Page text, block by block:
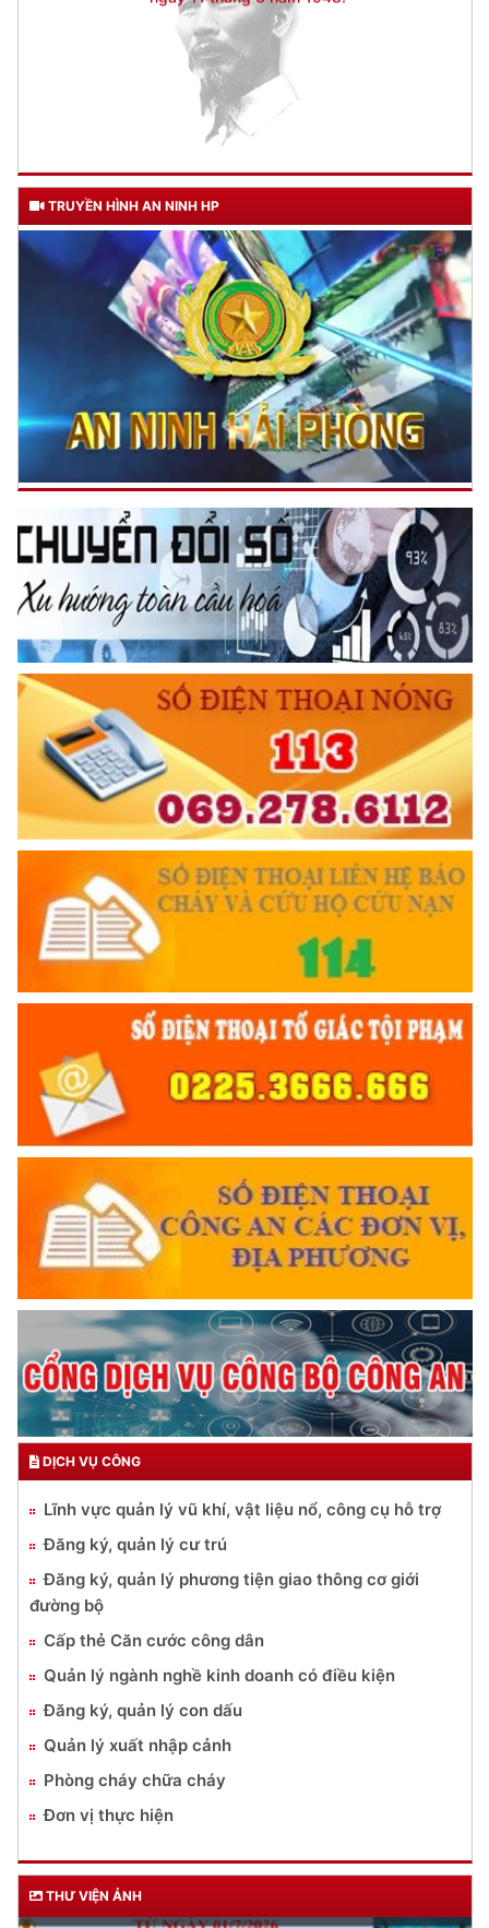
TRUYỀN HÌNH AN NINH HP
DỊCH VỤ CÔNG
Lĩnh vực quản lý vũ khí, vật liệu nổ, công cụ hỗ trợ
Đăng ký, quản lý cư trú
Đăng ký, quản lý phương tiện giao thông cơ giới
đường bộ
Cấp thẻ Căn cước công dân
Quản lý ngành nghề kinh doanh có điều kiện
Đăng ký, quản lý con dấu
Quản lý xuất nhập cảnh
Phòng cháy chữa cháy
Đơn vị thực hiện
THƯ VIỆN ẢNH